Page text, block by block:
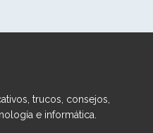
trucos, consejos,
e informática.